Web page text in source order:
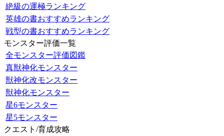
絶級の運極ランキング
英雄の書おすすめランキング
戦型の書おすすめランキング
モンスター評価一覧
全モンスター評価図鑑
真獣神化モンスター
獣神化改モンスター
獣神化モンスター
星6モンスター
星5モンスター
クエスト/育成攻略